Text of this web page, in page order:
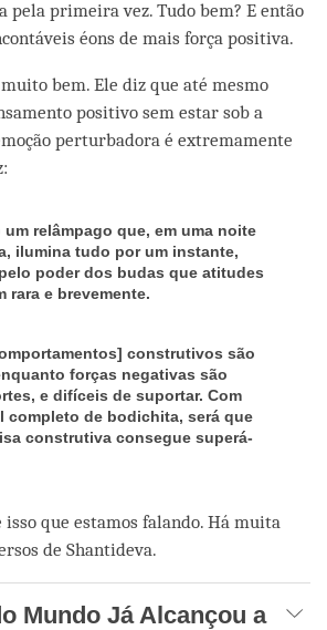
pela primeira vez. Tudo bem? E então
éons de mais força positiva.
bem. Ele diz que até mesmo
positivo sem estar sob a
perturbadora é extremamente
relâmpago que, em uma noite
ilumina tudo por um instante,
poder dos budas que atitudes
rara e brevemente.
construtivos são
forças negativas são
e difíceis de suportar. Com
completo de bodichita, será que
construtiva consegue superá-
que estamos falando. Há muita
de Shantideva.
Mundo Já Alcançou a